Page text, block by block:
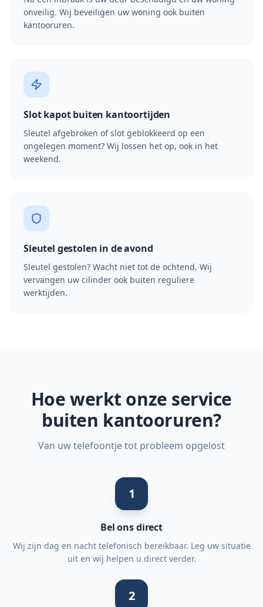
onveilig. Wij beveiligen uw woning ook buiten
kantooruren.
Slot kapot buiten kantoortijden
Sleutel afgebroken of slot geblokkeerd op een
ongelegen moment? Wij lossen het op, ook in het
weekend.
Sleutel gestolen in de avond
Sleutel gestolen? Wacht niet tot de ochtend. Wij
vervangen uw cilinder ook buiten reguliere
werktijden.
Hoe werkt onze service
buiten kantooruren?
Van uw telefoontje tot probleem opgelost
1
Bel ons direct
Wij zijn dag en nacht telefonisch bereikbaar. Leg uw situatie
uit en wij helpen u direct verder.
2